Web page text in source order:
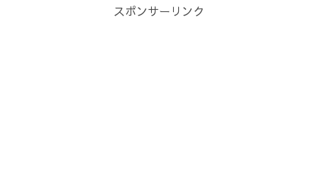
スポンサーリンク